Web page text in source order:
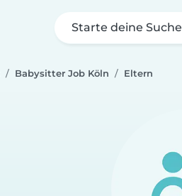
Starte deine Suche
Babysitter Job Köln Eltern